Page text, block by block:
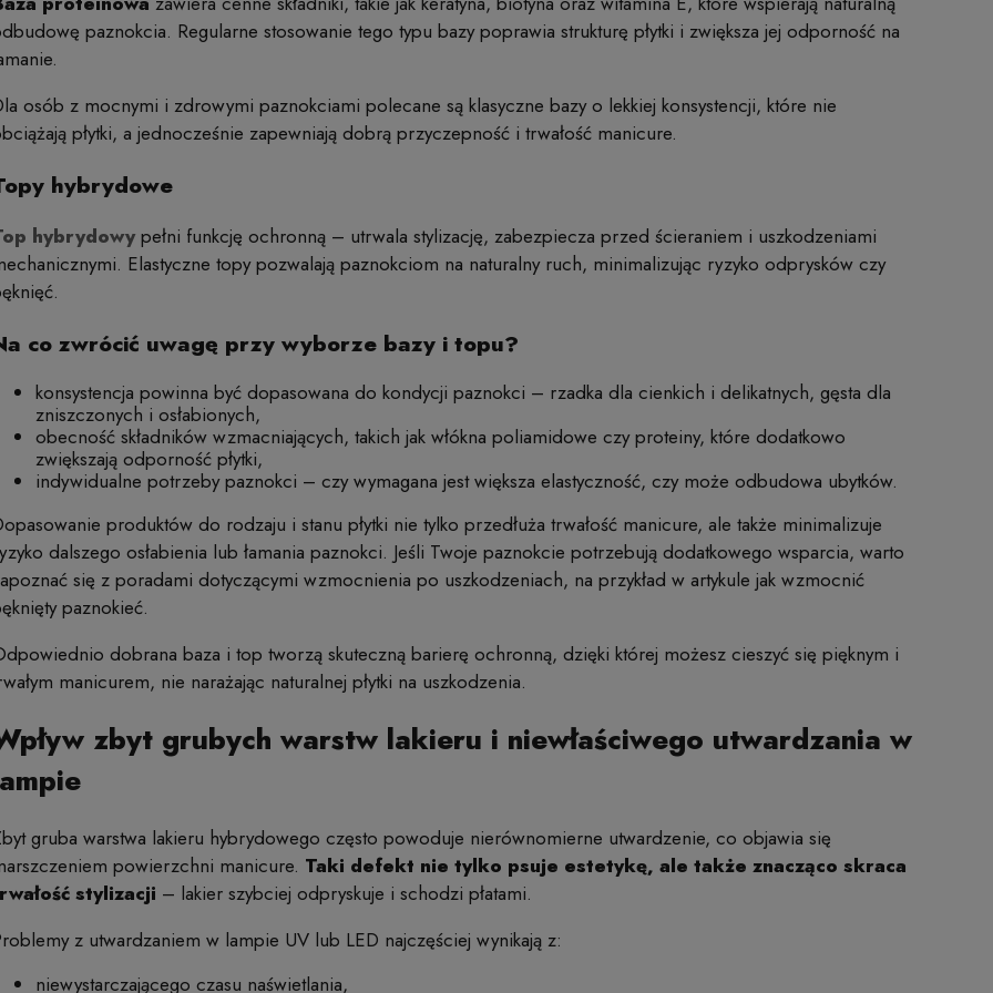
paznokcia. Regularne stosowanie tego typu bazy poprawia strukturę płytki i zwiększa jej odporność na
osób z mocnymi i zdrowymi paznokciami polecane są klasyczne bazy o lekkiej konsystencji, które nie
płytki, a jednocześnie zapewniają dobrą przyczepność i trwałość manicure.
hybrydowe
hybrydowy pełni funkcję ochronną – utrwala stylizację, zabezpiecza przed ścieraniem i uszkodzeniami
Elastyczne topy pozwalają paznokciom na naturalny ruch, minimalizując ryzyko odprysków czy
co zwrócić uwagę przy wyborze bazy i topu?
konsystencja powinna być dopasowana do kondycji paznokci – rzadka dla cienkich i delikatnych, gęsta dla
zniszczonych i osłabionych,
obecność składników wzmacniających, takich jak włókna poliamidowe czy proteiny, które dodatkowo
zwiększają odporność płytki,
indywidualne potrzeby paznokci – czy wymagana jest większa elastyczność, czy może odbudowa ubytków.
produktów do rodzaju i stanu płytki nie tylko przedłuża trwałość manicure, ale także minimalizuje
dalszego osłabienia lub łamania paznokci. Jeśli Twoje paznokcie potrzebują dodatkowego wsparcia, warto
się z poradami dotyczącymi wzmocnienia po uszkodzeniach, na przykład w artykule jak wzmocnić
paznokieć.
dobrana baza i top tworzą skuteczną barierę ochronną, dzięki której możesz cieszyć się pięknym i
manicurem, nie narażając naturalnej płytki na uszkodzenia.
zbyt grubych warstw lakieru i niewłaściwego utwardzania w
gruba warstwa lakieru hybrydowego często powoduje nierównomierne utwardzenie, co objawia się
powierzchni manicure. Taki defekt nie tylko psuje estetykę, ale także znacząco skraca
stylizacji – lakier szybciej odpryskuje i schodzi płatami.
z utwardzaniem w lampie UV lub LED najczęściej wynikają z:
niewystarczającego czasu naświetlania,